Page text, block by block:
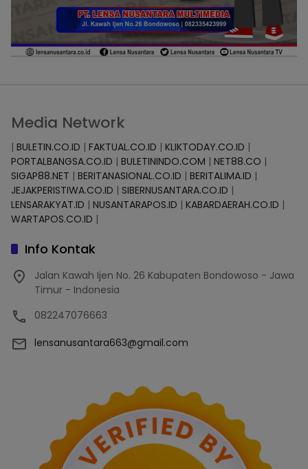
Media Network
| BULETIN.CO.ID | FAKTUAL.CO.ID | KLIKTODAY.CO.ID |
PORTALBANGSA.CO.ID | BULETININDO.COM | NET88.CO |
SIGAP88.NET | BERITANASIONAL.CO.ID | BERITALIMA.ID |
JEJAKPERISTIWA.CO.ID | SIBERNUSANTARA.CO.ID |
LENSARAKYAT.ID | NUSANTARAPOS.ID | KABARDAERAH.CO.ID |
WARTAPOS.CO.ID |
Info Kontak
Jalan Kawah Ijen No. 26 Kabupaten Bondowoso - Jawa
Timur - Indonesia
082247076663
lensanusantara663@gmail.com